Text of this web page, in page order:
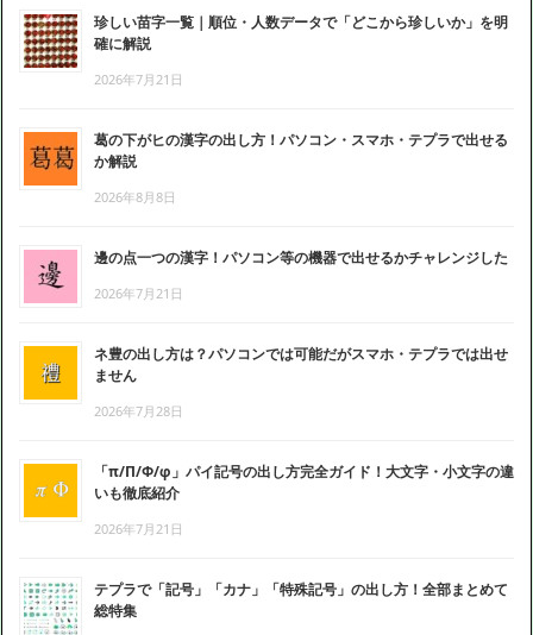
珍しい苗字一覧｜順位・人数データで「どこから珍しいか」を明
確に解説
2026年7月21日
葛の下がヒの漢字の出し方！パソコン・スマホ・テプラで出せる
か解説
2026年8月8日
邊の点一つの漢字！パソコン等の機器で出せるかチャレンジした
2026年7月21日
ネ豊の出し方は？パソコンでは可能だがスマホ・テプラでは出せ
ません
2026年7月28日
「π/Π/Φ/φ」パイ記号の出し方完全ガイド！大文字・小文字の違
いも徹底紹介
2026年7月21日
テプラで「記号」「カナ」「特殊記号」の出し方！全部まとめて
総特集